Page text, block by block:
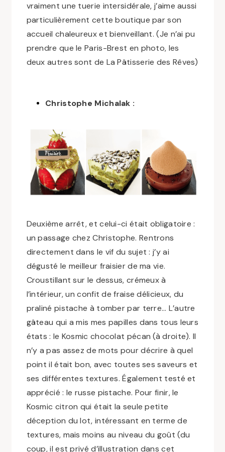
vraiment une tuerie intersidérale, j’aime aussi
particulièrement cette boutique par son
accueil chaleureux et bienveillant. (Je n’ai pu
prendre que le Paris-Brest en photo, les
deux autres sont de La Pâtisserie des Rêves)
Christophe Michalak :
Deuxième arrêt, et celui-ci était obligatoire :
un passage chez Christophe. Rentrons
directement dans le vif du sujet : j’y ai
dégusté le meilleur fraisier de ma vie.
Croustillant sur le dessus, crémeux à
l’intérieur, un confit de fraise délicieux, du
praliné pistache à tomber par terre… L’autre
gâteau qui a mis mes papilles dans tous leurs
états : le Kosmic chocolat pécan (à droite). Il
n’y a pas assez de mots pour décrire à quel
point il était bon, avec toutes ses saveurs et
ses différentes textures. Également testé et
apprécié : le russe pistache. Pour finir, le
Kosmic citron qui était la seule petite
déception du lot, intéressant en terme de
textures, mais moins au niveau du goût (du
coup, il est privé d’illustration dans cet